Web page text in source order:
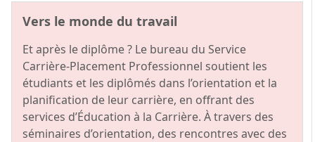
Vers le monde du travail
Et après le diplôme ? Le bureau du Service
Carrière-Placement Professionnel soutient les
étudiants et les diplômés dans l’orientation et la
planification de leur carrière, en offrant des
services d’Éducation à la Carrière. À travers des
séminaires d’orientation, des rencontres avec des